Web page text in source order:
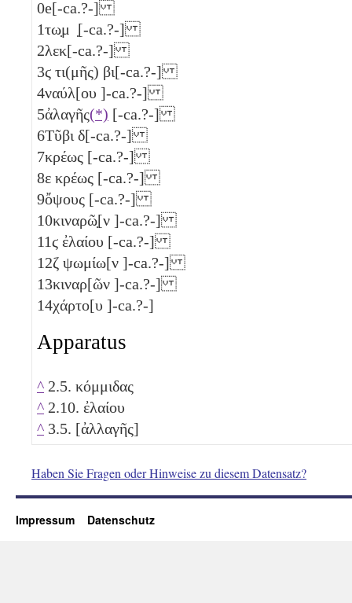
0e[-ca.?-]
1τω̣μ ̣[-ca.?-]
2λεκ[-ca.?-]
3ϛ τι(μῆς) βι[-ca.?-]
4ναύλ[ου ]-ca.?-]
5ἀλαγῆς(*) [-ca.?-]
6Τῦβι δ[-ca.?-]
7κρέως [-ca.?-]
8ε κρέως [-ca.?-]
9ὄψους [-ca.?-]
10κιναρῶ̣[ν ]-ca.?-]
11ϛ ἐλαίου [-ca.?-]
12ζ ψωμίω[ν ]-ca.?-]
13κιναρ[ῶν ]-ca.?-]
14χάρτο[υ ]-ca.?-]
Apparatus
^ 2.5. κόμμιδας
^ 2.10. ἐλαίου
^ 3.5. [ἀλλαγῆς]
Haben Sie Fragen oder Hinweise zu diesem Datensatz?
Impressum Datenschutz